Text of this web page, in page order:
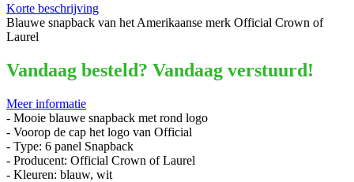
Korte beschrijving
Blauwe snapback van het Amerikaanse merk Official Crown of
Laurel
Vandaag besteld? Vandaag verstuurd!
Meer informatie
- Mooie blauwe snapback met rond logo
- Voorop de cap het logo van Official
- Type: 6 panel Snapback
- Producent: Official Crown of Laurel
- Kleuren: blauw, wit